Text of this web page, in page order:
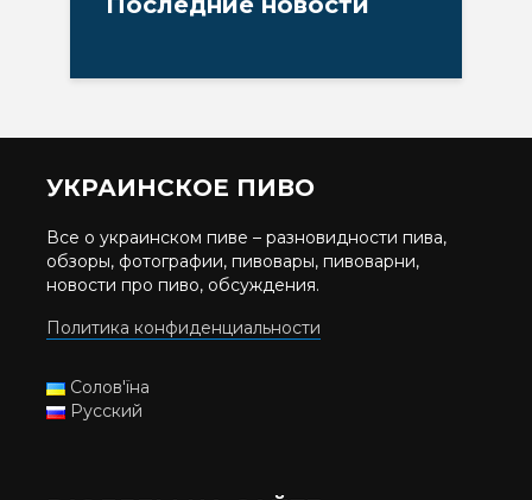
УКРАИНСКОЕ ПИВО
Все о украинском пиве – разновидности пива,
обзоры, фотографии, пивовары, пивоварни,
новости про пиво, обсуждения.
Политика конфиденциальности
Солов'їна
Русский